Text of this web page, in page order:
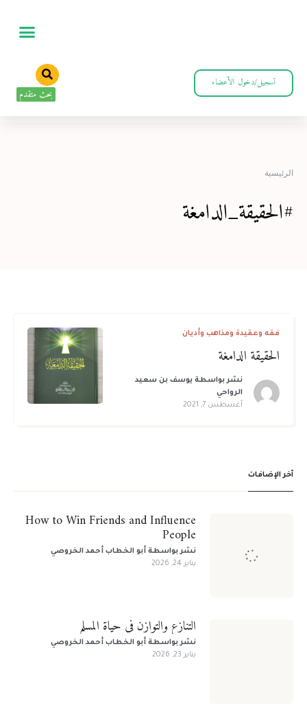
تسجيل/دخول الأعضاء
بحث متقدم
الرئيسية
#الحقيقة_الدامغة
فقه وعقيدة ومذاهب وأديان
الحقيقة الدامغة
نشر بواسطة يوسف بن سعيد
الرواحي
أغسطس 7, 2021
آخر الإضافات
How to Win Friends and Influence
People
نشر بواسطةأبو الخطاب أحمد الخروصي
يناير 24, 2026
التنازع والتوازن في حياة المسلم
نشر بواسطةأبو الخطاب أحمد الخروصي
يناير 23, 2026